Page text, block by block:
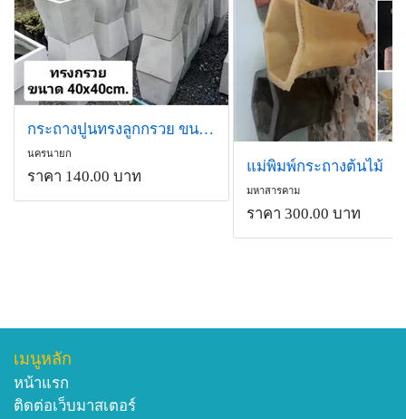
กระถางปูนทรงลูกกรวย ขนาด 40x40cm.
นครนายก
ราคา 140.00 บาท
แม่พิมพ์กระถางต้นไม้
มหาสารคาม
ราคา 300.00 บาท
เมนูหลัก
หน้าแรก
ติดต่อเว็บมาสเตอร์